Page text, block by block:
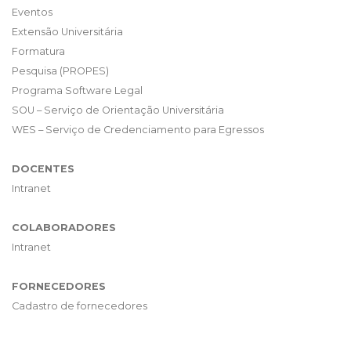
Eventos
Extensão Universitária
Formatura
Pesquisa (PROPES)
Programa Software Legal
SOU – Serviço de Orientação Universitária
WES – Serviço de Credenciamento para Egressos
DOCENTES
Intranet
COLABORADORES
Intranet
FORNECEDORES
Cadastro de fornecedores